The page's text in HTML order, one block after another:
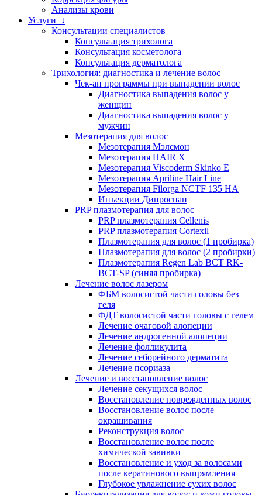
Анализы крови
Услуги ↓
Консультации специалистов
Консультация трихолога
Консультация косметолога
Консультация дерматолога
Трихология: диагностика и лечение волос
Чек-ап программы при выпадении волос
Диагностика выпадения волос у
женщин
Диагностика выпадения волос у
мужчин
Мезотерапия для волос
Мезотерапия Мэлсмон
Мезотерапия HAIR X
Мезотерапия Viscoderm Skinko E
Мезотерапия Apriline Hair Line
Мезотерапия Filorga NCTF 135 HA
Инъекции Дипроспан
PRP плазмотерапия для волос
PRP плазмотерапия Cellenis
PRP плазмотерапия Cortexil
Плазмотерапия для волос (1 пробирка)
Плазмотерапия для волос (2 пробирки)
Плазмотерапия Regen Lab BCT RK-
BCT-SP (синяя пробирка)
Лечение волос лазером
ФБМ волосистой части головы без
геля
ФДТ волосистой части головы с гелем
Лечение очаговой алопеции
Лечение андрогенной алопеции
Лечение фолликулита
Лечение себорейного дерматита
Лечение псориаза
Лечение и восстановление волос
Лечение секущихся волос
Восстановление поврежденных волос
Восстановление волос после
окрашивания
Реконструкция волос
Восстановление волос после
химической завивки
Восстановление и уход за волосами
после кератинового выпрямления
Глубокое увлажнение сухих волос